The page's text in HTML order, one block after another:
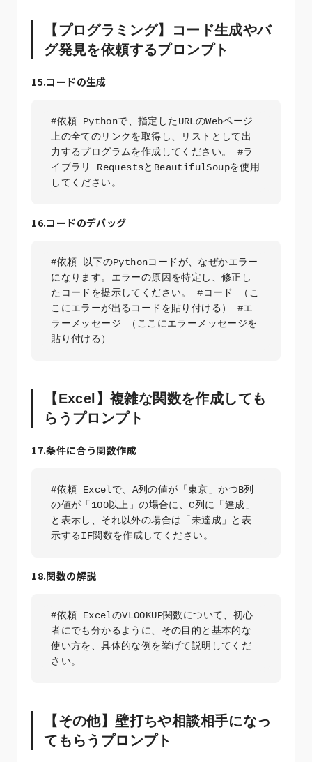
【プログラミング】コード生成やバ
グ発見を依頼するプロンプト
15.コードの生成
#依頼 Pythonで、指定したURLのWebページ
上の全てのリンクを取得し、リストとして出
力するプログラムを作成してください。 #ラ
イブラリ RequestsとBeautifulSoupを使用
してください。
16.コードのデバッグ
#依頼 以下のPythonコードが、なぜかエラー
になります。エラーの原因を特定し、修正し
たコードを提示してください。 #コード （こ
こにエラーが出るコードを貼り付ける） #エ
ラーメッセージ （ここにエラーメッセージを
貼り付ける）
【Excel】複雑な関数を作成しても
らうプロンプト
17.条件に合う関数作成
#依頼 Excelで、A列の値が「東京」かつB列
の値が「100以上」の場合に、C列に「達成」
と表示し、それ以外の場合は「未達成」と表
示するIF関数を作成してください。
18.関数の解説
#依頼 ExcelのVLOOKUP関数について、初心
者にでも分かるように、その目的と基本的な
使い方を、具体的な例を挙げて説明してくだ
さい。
【その他】壁打ちや相談相手になっ
てもらうプロンプト